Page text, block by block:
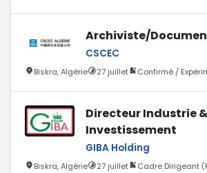
Archiviste/
CSCEC
Biskra, Algérie 27 juillet Confirmé /
Directeur Industrie &
Investissement
GIBA Holding
Biskra, Algérie 27 juillet Cadre Dirigeant